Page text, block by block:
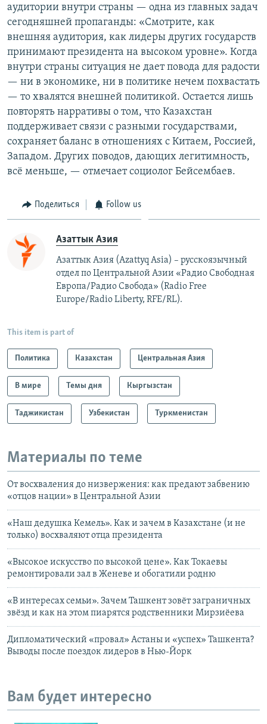
аудитории внутри страны — одна из главных задач
сегодняшней пропаганды: «Смотрите, как
внешняя аудитория, как лидеры других государств
принимают президента на высоком уровне». Когда
внутри страны ситуация не дает повода для радости
— ни в экономике, ни в политике нечем похвастать
— то хвалятся внешней политикой. Остается лишь
повторять нарративы о том, что Казахстан
поддерживает связи с разными государствами,
сохраняет баланс в отношениях с Китаем, Россией,
Западом. Других поводов, дающих легитимность,
всё меньше, — отмечает социолог Бейсембаев.
Поделиться Follow us
Азаттык Азия
Азаттык Азия (Azattyq Asia) – русскоязычный
отдел по Центральной Азии «Радио Свободная
Европа/Радио Свобода» (Radio Free
Europe/Radio Liberty, RFE/RL).
This item is part of
Политика Казахстан Центральная Азия
В мире Темы дня Кыргызстан
Таджикистан Узбекистан Туркменистан
Материалы по теме
От восхваления до низвержения: как предают забвению
«отцов нации» в Центральной Азии
«Наш дедушка Кемель». Как и зачем в Казахстане (и не
только) восхваляют отца президента
«Высокое искусство по высокой цене». Как Токаевы
ремонтировали зал в Женеве и обогатили родню
«В интересах семьи». Зачем Ташкент зовёт заграничных
звёзд и как на этом пиарятся родственники Мирзиёева
Дипломатический «провал» Астаны и «успех» Ташкента?
Выводы после поездок лидеров в Нью-Йорк
Вам будет интересно